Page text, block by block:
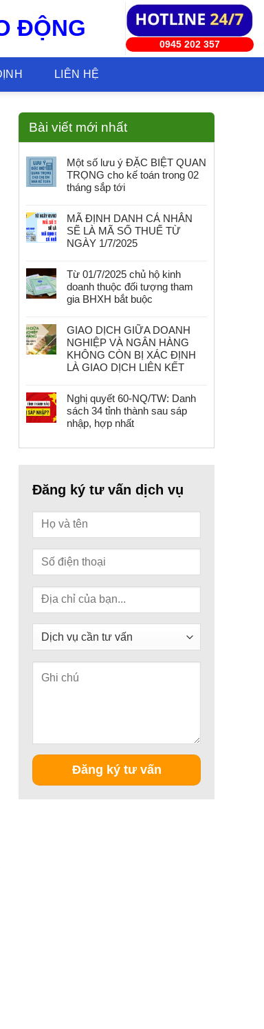
ĐỘNG
0945 202 357
LIÊN HỆ
Bài viết mới nhất
Một số lưu ý ĐẶC BIỆT QUAN
TRỌNG cho kế toán trong 02
tháng sắp tới
MÃ ĐỊNH DANH CÁ NHÂN
SẼ LÀ MÃ SỐ THUẾ TỪ
NGÀY 1/7/2025
Từ 01/7/2025 chủ hộ kinh
doanh thuộc đối tượng tham
gia BHXH bắt buộc
GIAO DỊCH GIỮA DOANH
NGHIỆP VÀ NGÂN HÀNG
KHÔNG CÒN BỊ XÁC ĐỊNH
LÀ GIAO DỊCH LIÊN KẾT
Nghị quyết 60-NQ/TW: Danh
sách 34 tỉnh thành sau sáp
nhập, hợp nhất
Đăng ký tư vấn dịch vụ